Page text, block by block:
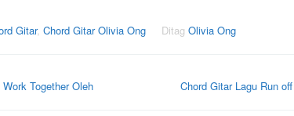
Gitar, Chord Gitar Olivia Ong Ditag Olivia Ong
Together Oleh
Chord Gitar Lagu Run